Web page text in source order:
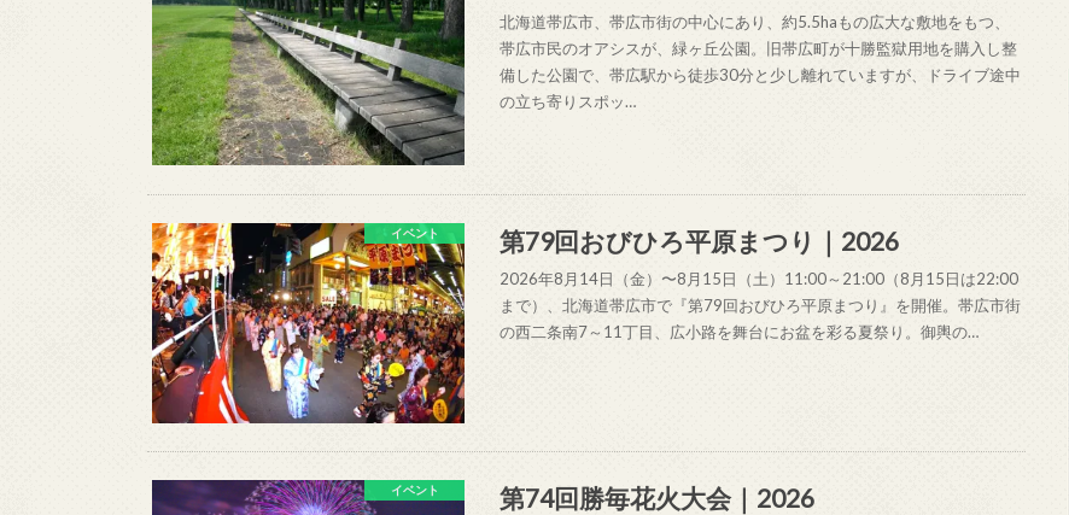
北海道帯広市、帯広市街の中心にあり、約5.5haもの広大な敷地をもつ、
帯広市民のオアシスが、緑ヶ丘公園。旧帯広町が十勝監獄用地を購入し整
備した公園で、帯広駅から徒歩30分と少し離れていますが、ドライブ途中
の立ち寄りスポッ…
イベント 第79回おびひろ平原まつり｜2026
2026年8月14日（金）〜8月15日（土）11:00～21:00（8月15日は22:00
まで）、北海道帯広市で『第79回おびひろ平原まつり』を開催。帯広市街
の西二条南7～11丁目、広小路を舞台にお盆を彩る夏祭り。御輿の…
イベント 第74回勝毎花火大会｜2026